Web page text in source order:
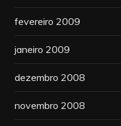
fevereiro 2009
janeiro 2009
dezembro 2008
novembro 2008